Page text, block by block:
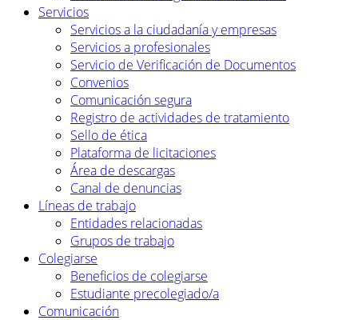
Servicios
Servicios a la ciudadanía y empresas
Servicios a profesionales
Servicio de Verificación de Documentos
Convenios
Comunicación segura
Registro de actividades de tratamiento
Sello de ética
Plataforma de licitaciones
Área de descargas
Canal de denuncias
Líneas de trabajo
Entidades relacionadas
Grupos de trabajo
Colegiarse
Beneficios de colegiarse
Estudiante precolegiado/a
Comunicación